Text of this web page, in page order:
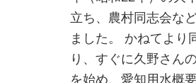
立ち、農村同志会な
ました。 かねてより
り、すぐに久野さん
を始め、愛知用水概